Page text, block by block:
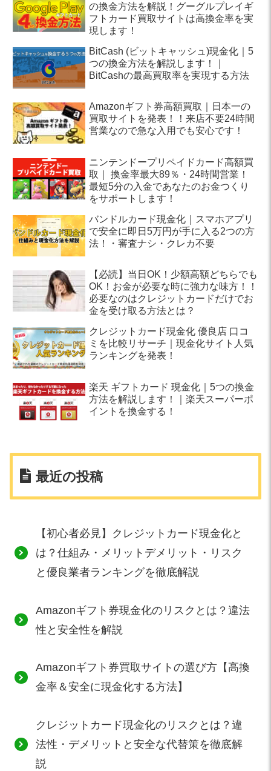
の換金方法を解説！グーグルプレイギ
フトカード買取サイトは高換金率を実
現します！
BitCash (ビットキャッシュ)現金化｜5
つの換金方法を解説します！｜
BitCashの最高買取率を実現する方法
Amazonギフト券高額買取｜日本一の
買取サイトを発表！！来店不要24時間
営業なので急な入用でも安心です！
ニンテンドープリペイドカード高額買
取｜ 換金率最大89％・24時間営業！
最短5分の入金であなたのお金つくり
をサポートします！
バンドルカード現金化｜スマホアプリ
で安全に即日5万円が手に入る2つの方
法！・審査ナシ・クレカ不要
【必読】当日OK！少額高額どちらでも
OK！お金が必要な時に強力な味方！！
必要なのはクレジットカードだけでお
金を受け取る方法とは？
クレジットカード現金化 優良店 口コ
ミを比較リサーチ｜現金化サイト人気
ランキングを発表！
楽天 ギフトカード 現金化｜5つの換金
方法を解説します！｜楽天スーパーポ
イントを換金する！
最近の投稿
【初心者必見】クレジットカード現金化と
は？仕組み・メリットデメリット・リスク
と優良業者ランキングを徹底解説
Amazonギフト券現金化のリスクとは？違法
性と安全性を解説
Amazonギフト券買取サイトの選び方【高換
金率＆安全に現金化する方法】
クレジットカード現金化のリスクとは？違
法性・デメリットと安全な代替策を徹底解
説